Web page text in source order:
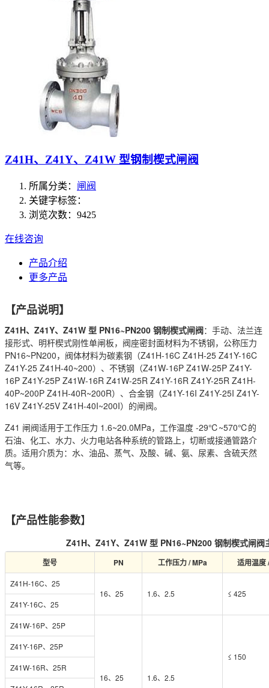
Z41H、Z41Y、Z41W 型钢制楔式闸阀
所属分类： 闸阀
关键字标签：
浏览次数：9425
在线咨询
产品介绍
更多产品
【产品说明】
Z41H、Z41Y、Z41W 型 PN16~PN200 钢制楔式闸阀：手动、法兰连
接形式、明杆楔式刚性单闸板，阀座密封面材料为不锈钢，公称压力
PN16~PN200，阀体材料为碳素钢（Z41H-16C Z41H-25 Z41Y-16C
Z41Y-25 Z41H-40~200）、不锈钢（Z41W-16P Z41W-25P Z41Y-
16P Z41Y-25P Z41W-16R Z41W-25R Z41Y-16R Z41Y-25R Z41H-
40P~200P Z41H-40R~200R）、合金钢（Z41Y-16I Z41Y-25I Z41Y-
16V Z41Y-25V Z41H-40I~200I）的闸阀。
Z41 闸阀适用于工作压力 1.6~20.0MPa，工作温度 -29℃~570℃的
石油、化工、水力、火力电站各种系统的管路上，切断或接通管路介
质。适用介质为：水、油品、蒸气、及酸、碱、氨、尿素、含硫天然
气等。
【产品性能参数】
Z41H、Z41Y、Z41W 型 PN16~PN200 钢制楔式闸阀
型号 PN 工作压力 / MPa 适用温
Z41H-16C、25
16、25
1.6、2.5
≤ 425
Z41Y-16C、25
Z41W-16P、25P
16、25 1.6、2.5
≤ 150
Z41Y-16P、25P
Z41W-16R、25R